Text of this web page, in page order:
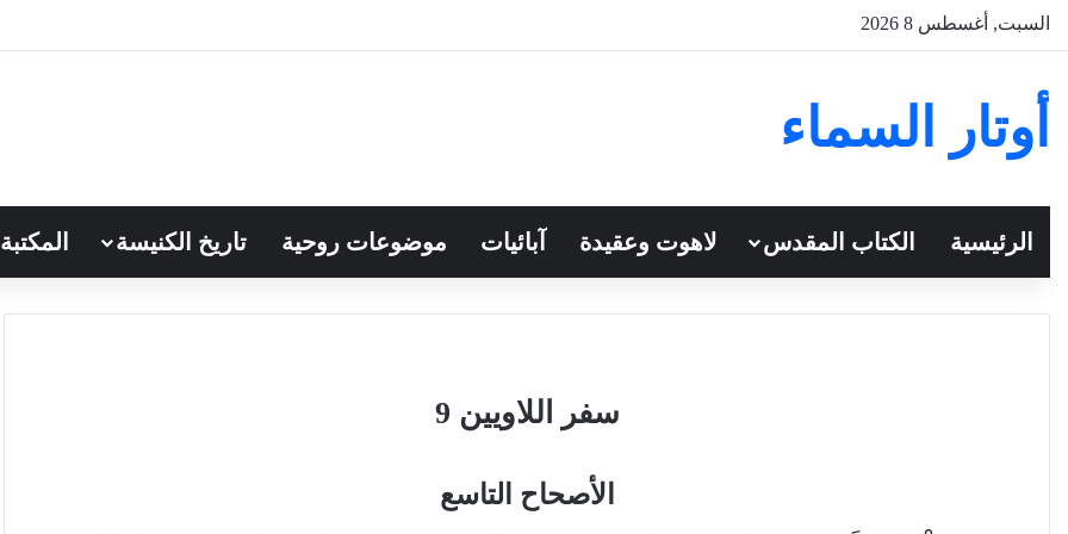
السبت, أغسطس 8 2026
أوتار السماء
الرئيسية الكتاب المقدس لاهوت وعقيدة آبائيات موضوعات روحية تاريخ الكنيسة المكتبة
سفر اللاويين 9
الأصحاح التاسع